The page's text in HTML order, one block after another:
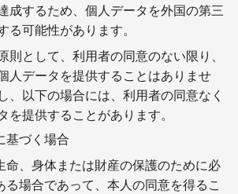
成するため、個人データを外国の第三
る可能性があります。
則として、利用者の同意のない限り、
人データを提供することはありませ
、以下の場合には、利用者の同意なく
を提供することがあります。
基づく場合
命、身体または財産の保護のために必
る場合であって、本人の同意を得るこ